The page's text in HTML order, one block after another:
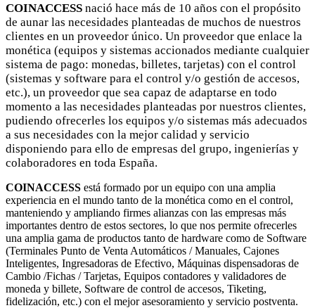
COINACCESS nació hace más de 10 años con el propósito
de aunar las necesidades planteadas de muchos de nuestros
clientes en un proveedor único. Un proveedor que enlace la
monética (equipos y sistemas accionados mediante cualquier
sistema de pago: monedas, billetes, tarjetas) con el control
(sistemas y software para el control y/o gestión de accesos,
etc.), un proveedor que sea capaz de adaptarse en todo
momento a las necesidades planteadas por nuestros clientes,
pudiendo ofrecerles los equipos y/o sistemas más adecuados
a sus necesidades con la mejor calidad y servicio
disponiendo para ello de empresas del grupo, ingenierías y
colaboradores en toda España.
COINACCESS está formado por un equipo con una amplia
experiencia en el mundo tanto de la monética como en el control,
manteniendo y ampliando firmes alianzas con las empresas más
importantes dentro de estos sectores, lo que nos permite ofrecerles
una amplia gama de productos tanto de hardware como de Software
(Terminales Punto de Venta Automáticos / Manuales, Cajones
Inteligentes, Ingresadoras de Efectivo, Máquinas dispensadoras de
Cambio /Fichas / Tarjetas, Equipos contadores y validadores de
moneda y billete, Software de control de accesos, Tiketing,
fidelización, etc.) con el mejor asesoramiento y servicio postventa.